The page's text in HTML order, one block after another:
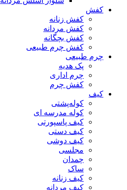
کفش
کفش زنانه
کفش مردانه
کفش بچگانه
کفش چرم طبیعی
چرم طبیعی
پک هدیه
چرم اداری
کفش چرم
کیف
کوله‌پشتی
کوله مدرسه ای
کیف پاسپورتی
کیف دستی
کیف دوشی
مجلسی
چمدان
ساک
کیف زنانه
کیف مردانه